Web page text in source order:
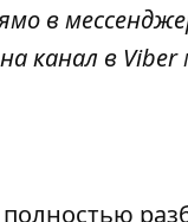
в
канал в